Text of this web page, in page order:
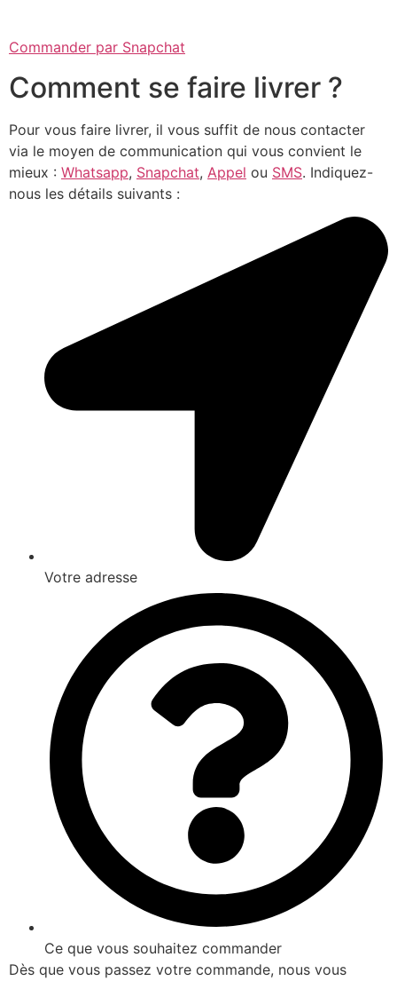
Commander par Snapchat
Comment se faire livrer ?
Pour vous faire livrer, il vous suffit de nous contacter
via le moyen de communication qui vous convient le
mieux : Whatsapp, Snapchat, Appel ou SMS. Indiquez-
nous les détails suivants :
Votre adresse
Ce que vous souhaitez commander
Dès que vous passez votre commande, nous vous